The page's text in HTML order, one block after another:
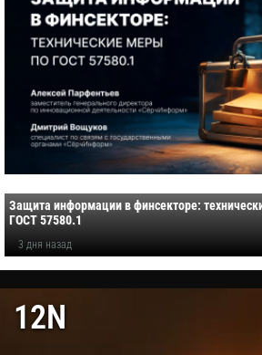
Защита информации в финсекторе:
ГОСТ 57580.1
3 дня назад
12N